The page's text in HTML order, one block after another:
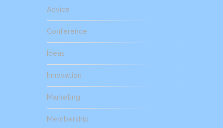
Advice
Conference
Ideas
Innovation
Marketing
Membership